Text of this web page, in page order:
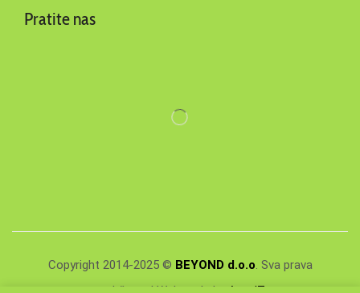
Pratite nas
Copyright 2014-2025 © BEYOND d.o.o . Sva prava